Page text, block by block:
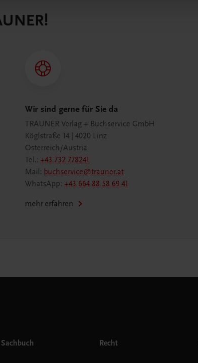
Wir sind gerne für Sie da
TRAUNER Verlag + Buchservice GmbH
Köglstraße 14 | 4020 Linz
Österreich/Austria
Tel.:+43 732 778241
Mail: buchservice@trauner.at
WhatsApp:+43 664 88 58 69 41
mehr erfahren
Sachbuch Recht